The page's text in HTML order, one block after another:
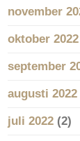
november
oktober 2022
september
augusti 2022
juli 2022(2)